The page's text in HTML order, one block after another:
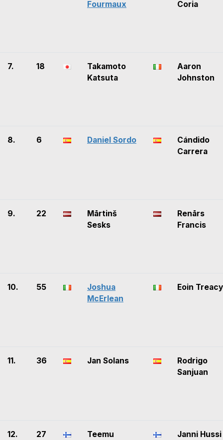
Fourmaux Coria
7. 18
Takamoto
Katsuta
Aaron
Johnston
8. 6 Daniel Sordo
Cándido
Carrera
9. 22
Mārtinš
Sesks
Renārs
Francis
10. 55
Joshua
McErlean
Eoin Treacy
11. 36 Jan Solans
Rodrigo
Sanjuan
12. 27
Teemu
Janni Hussi